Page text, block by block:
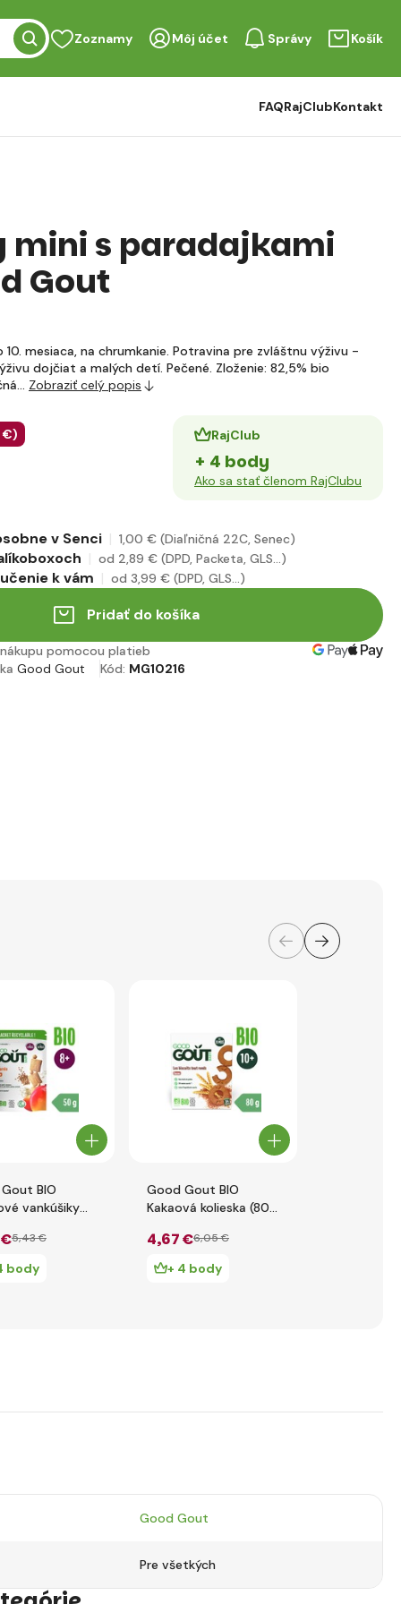
Zoznamy Môj účet Správy Košík
FAQRajClubKontakt
mini s paradajkami
Gout
10. mesiaca, na chrumkanie. Potravina pre zvláštnu výživu -
dojčiat a malých detí. Pečené. Zloženie: 82,5% bio
Zobraziť celý popis
€) RajClub
+ 4 body
Ako sa stať členom RajClubu
v Senci
1,00 € (Diaľničná 22C, Senec)
od 2,89 € (DPD, Packeta, GLS...)
k vám od 3,99 € (DPD, GLS...)
Pridať do košíka
pomocou platieb
Good Gout Kód: MG10216
BIO
vankúšiky
5,43 €
body
Good Gout BIO
Kakaová kolieska (80
4,67 €6,05 €
+ 4 body
Good Gout
Pre všetkých